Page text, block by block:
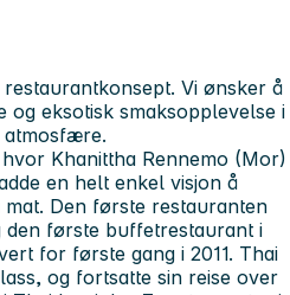
Vi ønsker å
og eksotisk smaksopplevelse i
Khanittha Rennemo (Mor)
en helt enkel visjon å
Den første restauranten
den første buffetrestaurant i
for første gang i 2011. Thai
og fortsatte sin reise over